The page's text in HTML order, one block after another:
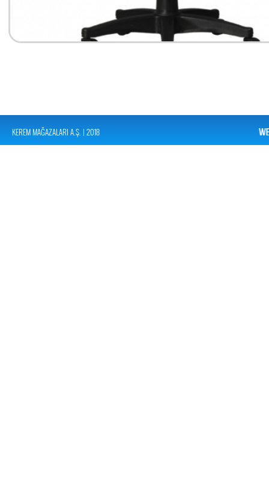
KEREM MAĞAZALARI A.Ş. | 2018